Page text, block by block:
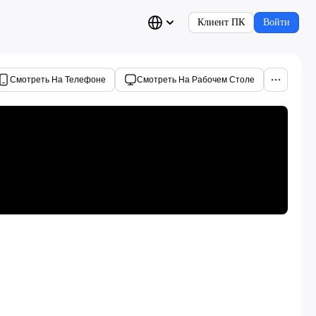
Клиент ПК Войти
Смотреть На Телефоне Смотреть На Рабочем Столе